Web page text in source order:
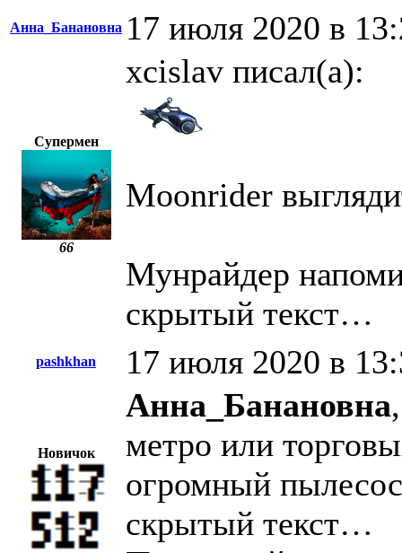
Анна_Банановна 17 июля 2020 в
Супермен
66
xcislav писал(а):
Moonrider
Мунрайдер
скрытый текст…
pashkhan 17 июля 2020 в
Новичок
Анна_Банановна
метро или
огромный
скрытый текст…